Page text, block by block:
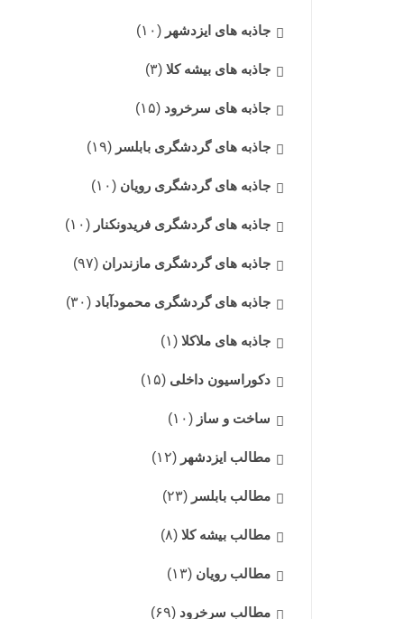
جاذبه های ایزدشهر (۱۰)
جاذبه های بیشه کلا (۳)
جاذبه های سرخرود (۱۵)
جاذبه های گردشگری بابلسر (۱۹)
جاذبه های گردشگری رویان (۱۰)
جاذبه های گردشگری فریدونکنار (۱۰)
جاذبه های گردشگری مازندران (۹۷)
جاذبه های گردشگری محمودآباد (۳۰)
جاذبه های ملاکلا (۱)
دکوراسیون داخلی (۱۵)
ساخت و ساز (۱۰)
مطالب ایزدشهر (۱۲)
مطالب بابلسر (۲۳)
مطالب بیشه کلا (۸)
مطالب رویان (۱۳)
مطالب سرخرود (۶۹)